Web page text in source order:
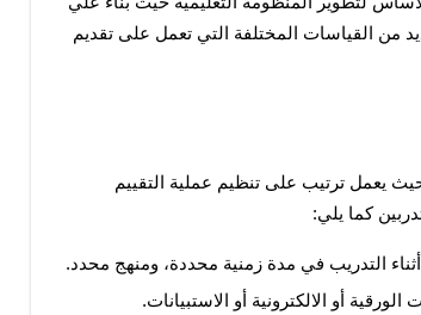
كما يلي:
أثناء التدريب في مدة زمنية محددة، ومنهج محدد.
أو الالكترونية أو الاستبيانات.